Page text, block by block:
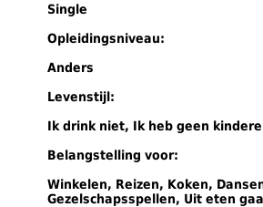
Single
Opleidingsniveau:
Anders
Levenstijl:
Ik drink niet, Ik heb geen
Belangstelling voor:
Winkelen, Reizen, Koken,
Gezelschapsspellen, Uit eten